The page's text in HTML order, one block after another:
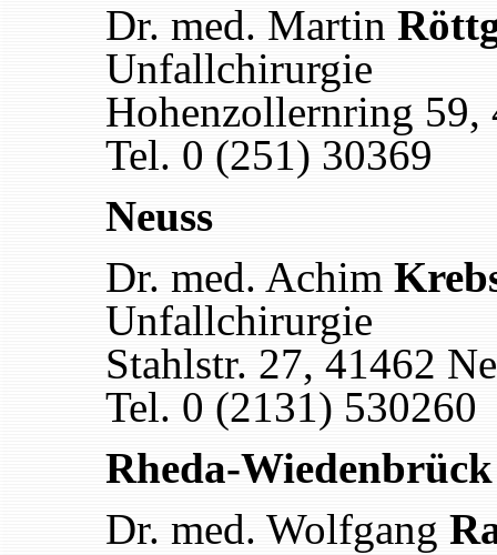
Dr. med. Martin
Unfallchirurgie
Hohenzollernring 59,
Tel. 0 (251) 30369
Neuss
Dr. med. Achim
Unfallchirurgie
Stahlstr. 27, 41462
Tel. 0 (2131) 530260
Rheda-Wiedenbrück
Dr. med. Wolfgang